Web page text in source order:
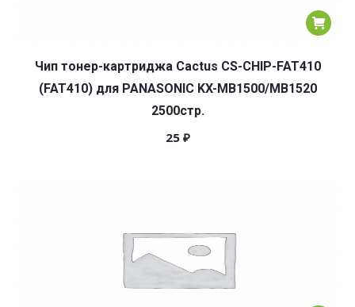
Чип тонер-картриджа Cactus CS-CHIP-FAT410
(FAT410) для PANASONIC KX-MB1500/MB1520
2500стр.
25 ₽